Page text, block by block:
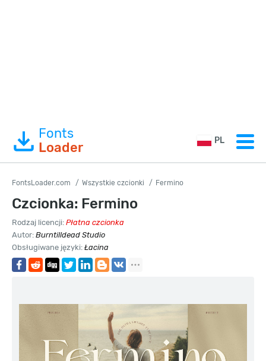
Fonts
Loader
PL
FontsLoader.com Wszystkie czcionki Fermino
Czcionka: Fermino
Rodzaj licencji: Płatna czcionka
Autor: Burntilldead Studio
Obsługiwane języki: Łacina